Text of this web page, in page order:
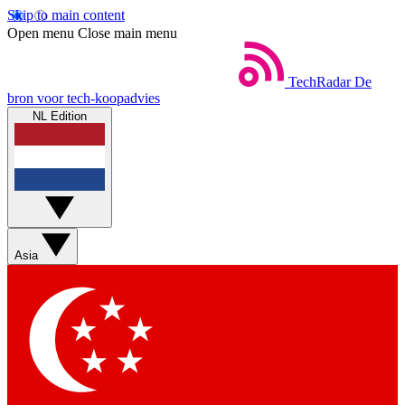
Skip to main content
Open menu Close main menu
TechRadar De
bron voor tech-koopadvies
NL Edition
Asia